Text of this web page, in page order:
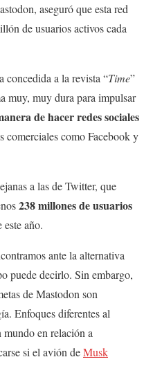
aseguró que esta red
de usuarios activos cada
concedida a la revista “Time”
muy, muy dura para impulsar
de hacer redes sociales
comerciales como Facebook y
a las de Twitter, que
238 millones de usuarios
este año.
ante la alternativa
puede decirlo. Sin embargo,
de Mastodon son
Enfoques diferentes al
mundo en relación a
si el avión deMusk